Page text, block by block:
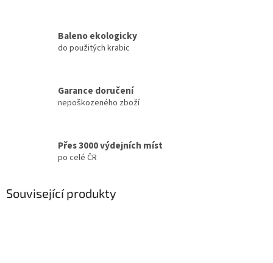
Baleno ekologicky
do použitých krabic
Garance doručení
nepoškozeného zboží
Přes 3000 výdejních míst
po celé ČR
Související produkty